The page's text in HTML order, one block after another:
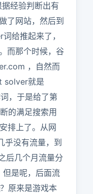
经验判断出有
了网站，然后到
给推起来了，
而那个时候，谷
，自然而
solver就是
，于是给了第
的满足搜索用
排上了。从网
乎没有流量，到
后几个月流量分
是呢，后面流
原来是游戏本